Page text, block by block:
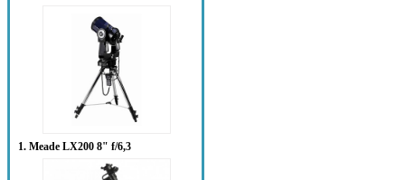
1. Meade LX200 8" f/6,3